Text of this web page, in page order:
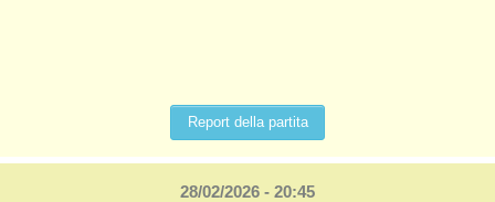
Report della partita
28/02/2026 - 20:45